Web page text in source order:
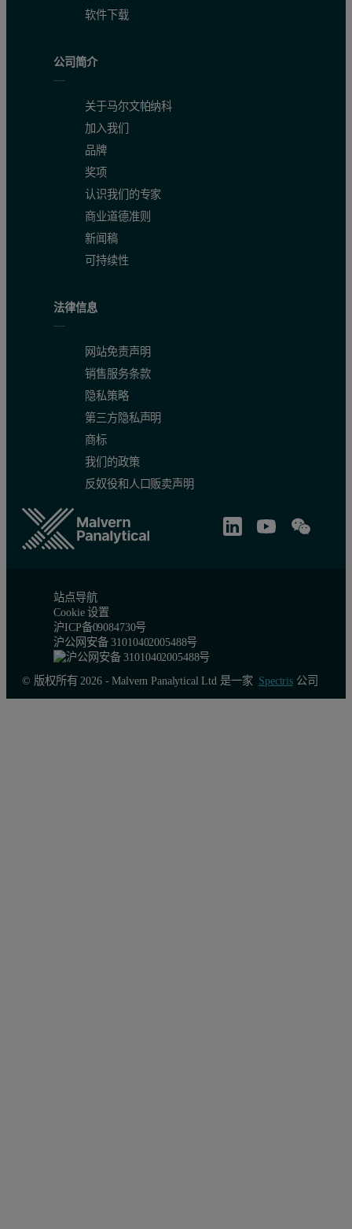
软件下载
公司简介
关于马尔文帕纳科
加入我们
品牌
奖项
认识我们的专家
商业道德准则
新闻稿
可持续性
法律信息
网站免责声明
销售服务条款
隐私策略
第三方隐私声明
商标
我们的政策
反奴役和人口贩卖声明
站点导航
Cookie 设置
沪ICP备09084730号
沪公网安备 31010402005488号
© 版权所有 2026 - Malvern Panalytical Ltd 是一家 Spectris公司